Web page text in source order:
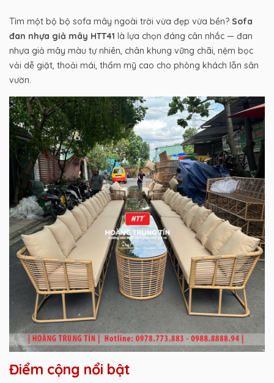
Tìm một bộ bộ sofa mây ngoài trời vừa đẹp vừa bền? Sofa
đan nhựa giả mây HTT41 là lựa chọn đáng cân nhắc — đan
nhựa giả mây màu tự nhiên, chân khung vững chãi, nệm bọc
vải dễ giặt, thoải mái, thẩm mỹ cao cho phòng khách lẫn sân
vườn.
Điểm cộng nổi bật